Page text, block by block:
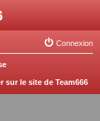
Connexion
sur le site de Team666